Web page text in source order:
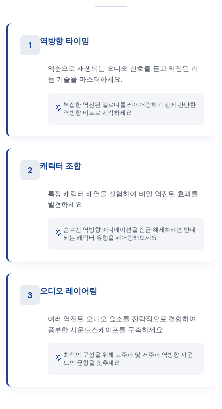
1 역방향 타이밍
역순으로 재생되는 오디오 신호를 듣고 역전된 리
듬 기술을 마스터하세요.
💡복잡한 역전된 멜로디를 레이어링하기 전에 간단한
역방향 비트로 시작하세요
2 캐릭터 조합
특정 캐릭터 배열을 실험하여 비밀 역전된 효과를
발견하세요.
💡숨겨진 역방향 애니메이션을 잠금 해제하려면 반대
되는 캐릭터 유형을 페어링해보세요
3 오디오 레이어링
여러 역전된 오디오 요소를 전략적으로 결합하여
풍부한 사운드스케이프를 구축하세요.
💡최적의 구성을 위해 고주파 및 저주파 역방향 사운
드의 균형을 맞추세요